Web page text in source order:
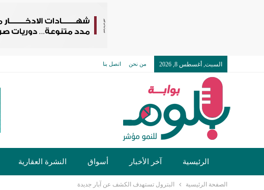
السبت, أغسطس 8, 2026 من نحن اتصل بنا
الرئيسية آخر الأخبار أسواق النشرة العقارية
الصفحة الرئيسية البترول تستهدف الكشف عن آبار جديدة